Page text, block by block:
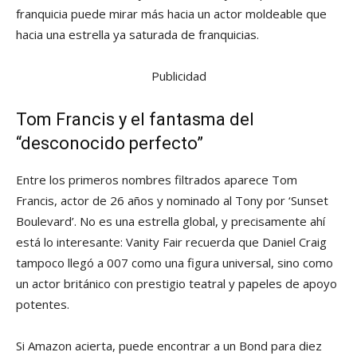
franquicia puede mirar más hacia un actor moldeable que
hacia una estrella ya saturada de franquicias.
Publicidad
Tom Francis y el fantasma del
“desconocido perfecto”
Entre los primeros nombres filtrados aparece Tom
Francis, actor de 26 años y nominado al Tony por ‘Sunset
Boulevard’. No es una estrella global, y precisamente ahí
está lo interesante: Vanity Fair recuerda que Daniel Craig
tampoco llegó a 007 como una figura universal, sino como
un actor británico con prestigio teatral y papeles de apoyo
potentes.
Si Amazon acierta, puede encontrar a un Bond para diez